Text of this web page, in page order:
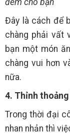
Đây là cách để
chàng phải vất
bạn một món
chàng vui hơn
nữa.
4. Thỉnh
Trong thời đại
nhan nhản thì